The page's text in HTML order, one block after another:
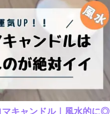
マキャンドル｜風水的に◎